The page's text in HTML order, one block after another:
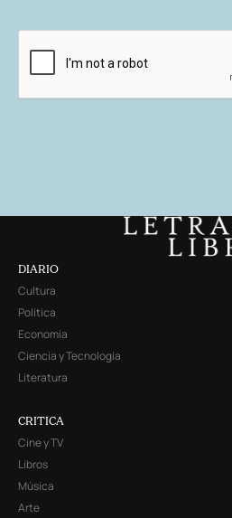
DIARIO
Cultura
Política
Economía
Ciencia y Tecnología
Literatura
CRITICA
Cine y TV
Libros
Música
Arte